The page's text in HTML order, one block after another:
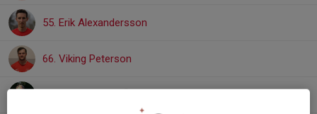
55. Erik Alexandersson
66. Viking Peterson